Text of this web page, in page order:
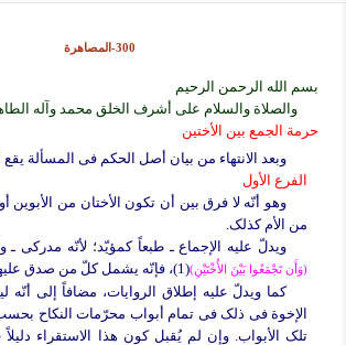
300-المصاهرة
بسم الله الرحمن الرحیم
والصلاة والسلام على أشرف الخلق محمد وآله
حرمة الجمع بین الأختین
وبعد الانتهاء من بیان أصل الحکم فی المسألة یقع
الفرع الأول
وهو أنّه لا فرق بین أن تکون الأختان من الأبوین
من الأم کذلک.
ویدلّ علیه الإجماع ـ طبعاً کمؤیّد؛ لأنّه مدرکی ـ
(وَأَن تَجْمَعُوا بَیْنَ الأُخْتَیْنِ)(1)، فإنّه یشمل کلّ من صدق علیهما أنّهما أُختین.
کما ویدلّ علیه إطلاق الروایات، مضافاً إلى
الإخوة فی ذلک فی تمام أبواب محرّمات النکاح
تلک الأبواب. وإن لم یُقبل کون هذا الاستقراء